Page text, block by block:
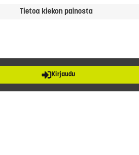
Tietoa kiekon painosta
Kirjaudu